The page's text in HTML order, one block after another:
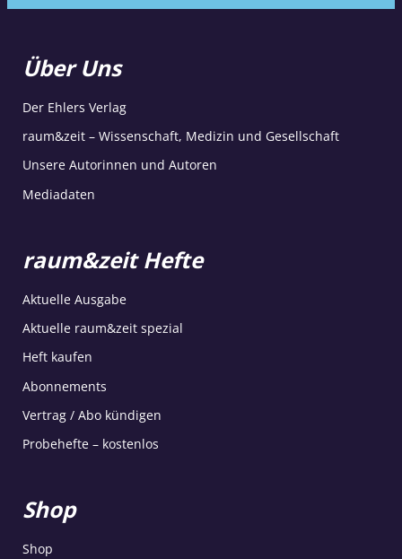
Über Uns
Der Ehlers Verlag
raum&zeit – Wissenschaft, Medizin und Gesellschaft
Unsere Autorinnen und Autoren
Mediadaten
raum&zeit Hefte
Aktuelle Ausgabe
Aktuelle raum&zeit spezial
Heft kaufen
Abonnements
Vertrag / Abo kündigen
Probehefte – kostenlos
Shop
Shop